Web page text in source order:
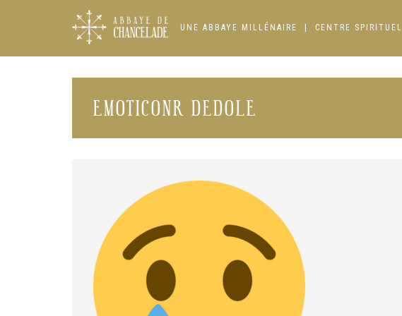
UNE ABBAYE MILLÉNAIRE CENTRE SPIRITUEL
EMOTICONR DEDOLE